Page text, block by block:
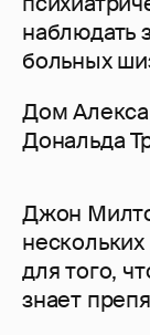
наблюдать
больных
Дом Алекса
Дональда
Джон
для того,
знает